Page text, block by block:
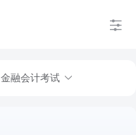
金融会计考试